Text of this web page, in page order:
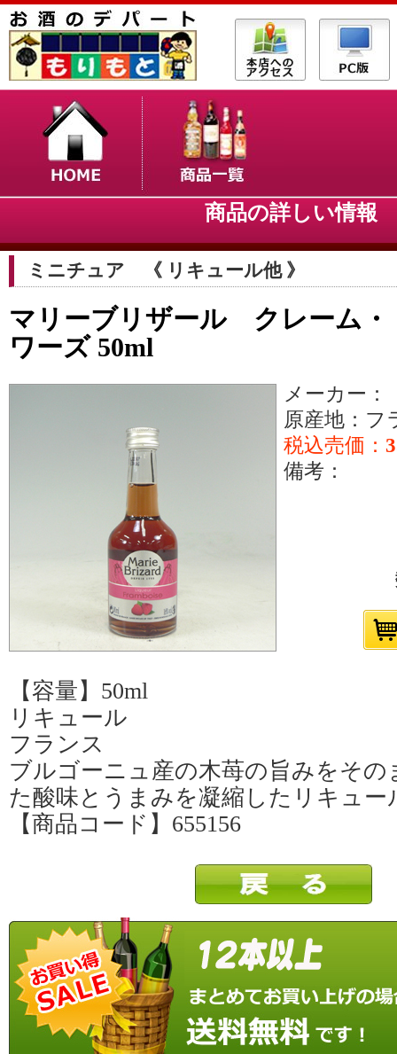
商品の詳しい情
ミニチュア 《 リキュール他 》
マリーブリザール クレーム・
ワーズ 50ml
メーカー：
原産地：フ
税込売価：
備考：
【容量】50ml
リキュール
フランス
ブルゴーニュ産の木苺の旨みをその
た酸味とうまみを凝縮したリキュー
【商品コード】655156